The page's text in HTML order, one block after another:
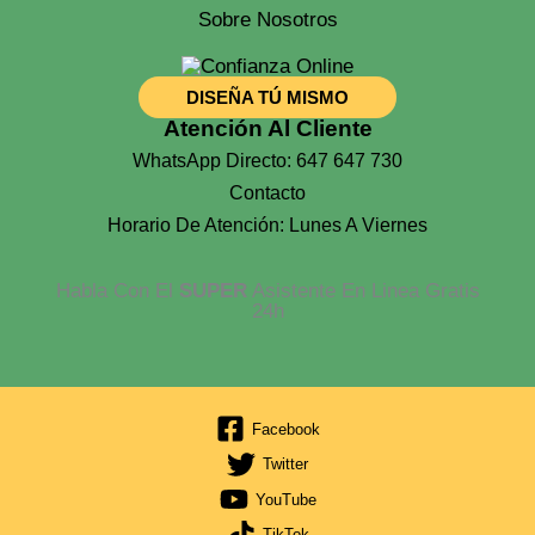
Sobre Nosotros
DISEÑA TÚ MISMO
Atención Al Cliente
WhatsApp Directo: 647 647 730
Contacto
Horario De Atención: Lunes A Viernes
Habla Con El SUPERAsistente En Linea Gratis
24h
Facebook
Twitter
YouTube